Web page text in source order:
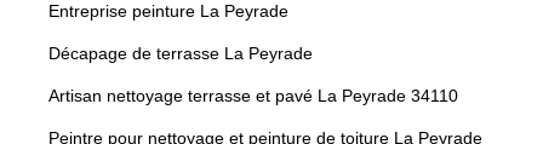
Entreprise peinture La Peyrade
Décapage de terrasse La Peyrade
Artisan nettoyage terrasse et pavé La Peyrade 34110
Peintre pour nettoyage et peinture de toiture La Peyrade